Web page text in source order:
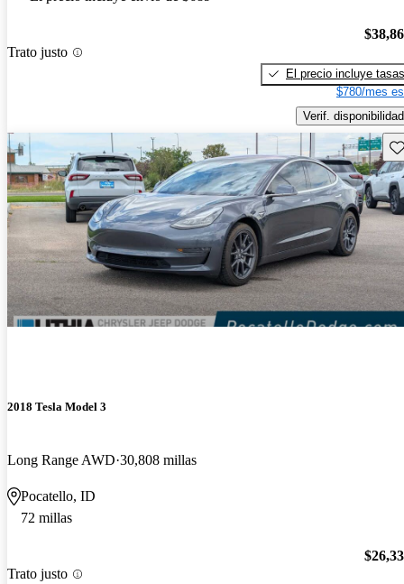
Trato justo
El precio incluye tasas
$780/mes
Verif. disponibilidad
2018 Tesla Model 3
Long Range AWD 30,808 millas
Pocatello, ID
72 millas
Trato justo